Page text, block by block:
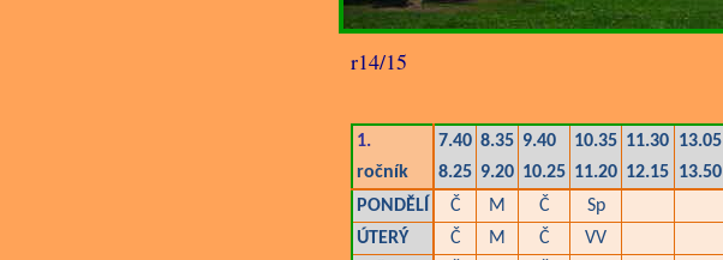
r14/15
1. 7.40 8.35 9.40 10.35 11.30 13.05
ročník
8.25 9.20 10.25 11.20 12.15 13.50
PONDĚLÍ
Č M Č Sp
ÚTERÝ
Č M Č VV